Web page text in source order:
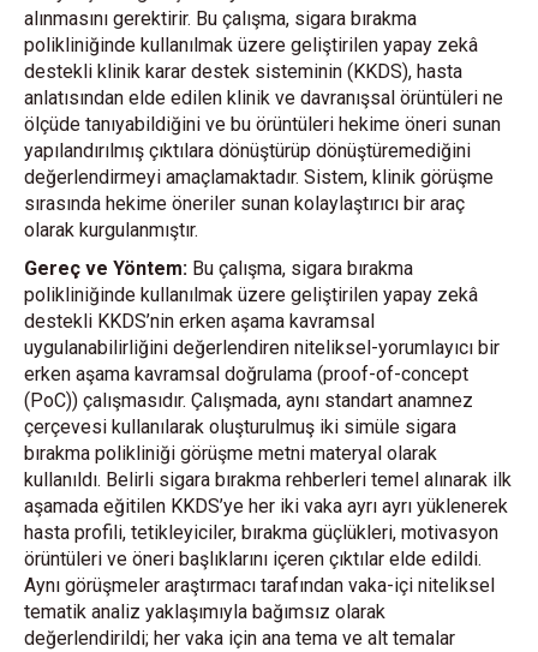
alınmasını gerektirir. Bu çalışma, sigara bırakma
polikliniğinde kullanılmak üzere geliştirilen yapay zekâ
destekli klinik karar destek sisteminin (KKDS), hasta
anlatısından elde edilen klinik ve davranışsal örüntüleri ne
ölçüde tanıyabildiğini ve bu örüntüleri hekime öneri sunan
yapılandırılmış çıktılara dönüştürüp dönüştüremediğini
değerlendirmeyi amaçlamaktadır. Sistem, klinik görüşme
sırasında hekime öneriler sunan kolaylaştırıcı bir araç
olarak kurgulanmıştır.
Gereç ve Yöntem: Bu çalışma, sigara bırakma
polikliniğinde kullanılmak üzere geliştirilen yapay zekâ
destekli KKDS’nin erken aşama kavramsal
uygulanabilirliğini değerlendiren niteliksel-yorumlayıcı bir
erken aşama kavramsal doğrulama (proof-of-concept
(PoC)) çalışmasıdır. Çalışmada, aynı standart anamnez
çerçevesi kullanılarak oluşturulmuş iki simüle sigara
bırakma polikliniği görüşme metni materyal olarak
kullanıldı. Belirli sigara bırakma rehberleri temel alınarak ilk
aşamada eğitilen KKDS’ye her iki vaka ayrı ayrı yüklenerek
hasta profili, tetikleyiciler, bırakma güçlükleri, motivasyon
örüntüleri ve öneri başlıklarını içeren çıktılar elde edildi.
Aynı görüşmeler araştırmacı tarafından vaka-içi niteliksel
tematik analiz yaklaşımıyla bağımsız olarak
değerlendirildi; her vaka için ana tema ve alt temalar